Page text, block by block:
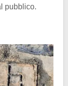
pubblico.